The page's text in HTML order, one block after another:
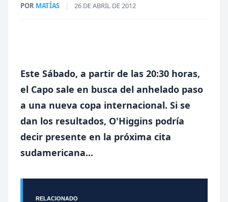
POR MATÍAS | 26 DE ABRIL DE 2012
Este Sábado, a partir de las 20:30 horas,
el Capo sale en busca del anhelado paso
a una nueva copa internacional. Si se
dan los resultados, O'Higgins podría
decir presente en la próxima cita
sudamericana...
RELACIONADO